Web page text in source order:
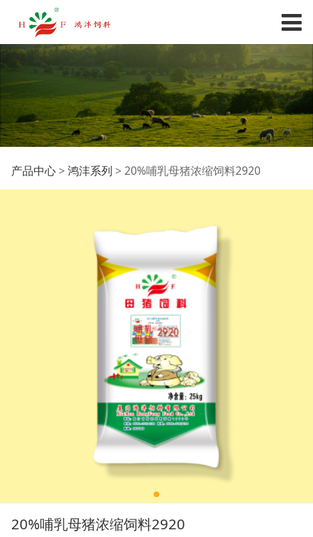
20%哺乳母猪浓缩饲料
产品中心> 鸿沣系列 > 20%哺乳母猪浓缩饲料2920
20%哺乳母猪浓缩饲料2920